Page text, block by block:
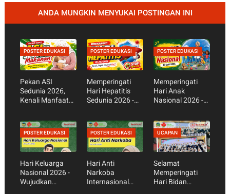
ANDA MUNGKIN MENYUKAI POSTINGAN INI
POSTER EDUKASI
Pekan ASI
Sedunia 2026,
Kenali Manfaat
POSTER EDUKASI
Memperingati
Hari Hepatitis
Sedunia 2026 -
dan Pentingnya
Vaksin Hepatitis
POSTER EDUKASI
Memperingati
Hari Anak
Nasional 2026 -
Gadget,
Wujudkan Anak
Sehat dan Hebat
POSTER EDUKASI
Hari Keluarga
Nasional 2026 -
Wujudkan
POSTER EDUKASI
Hari Anti
Narkoba
Internasional
UCAPAN
Selamat
Memperingati
Hari Bidan